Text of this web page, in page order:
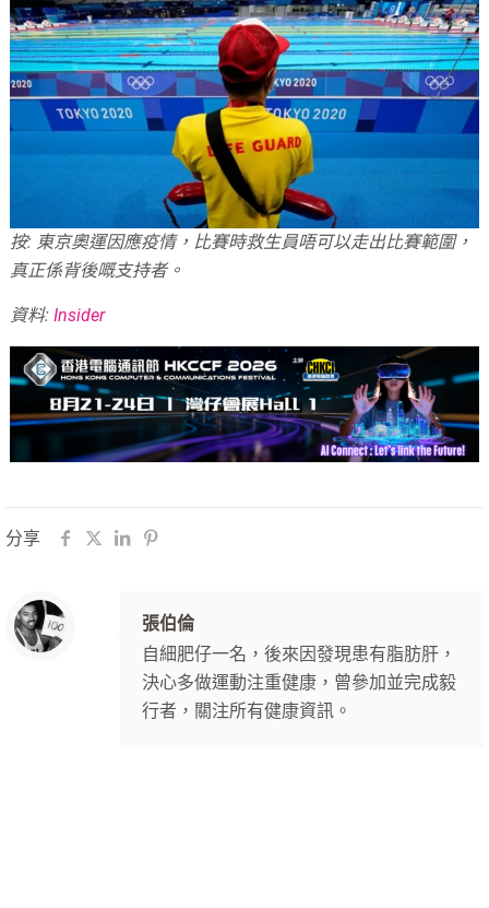
按: 東京奧運因應疫情，比賽時救生員唔可以走出比賽範圍，
真正係背後嘅支持者。
資料:Insider
分享
張伯倫
自細肥仔一名，後來因發現患有脂肪肝，
決心多做運動注重健康，曾參加並完成毅
行者，關注所有健康資訊。